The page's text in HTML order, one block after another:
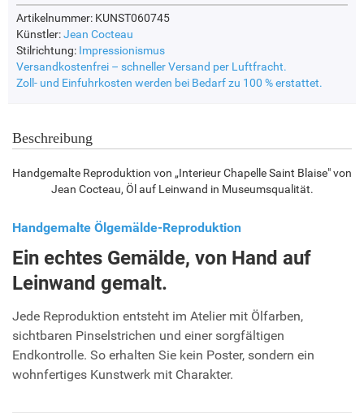
Artikelnummer: KUNST060745
Künstler:Jean Cocteau
Stilrichtung: Impressionismus
Versandkostenfrei – schneller Versand per Luftfracht.
Zoll- und Einfuhrkosten werden bei Bedarf zu 100 % erstattet.
Beschreibung
Handgemalte Reproduktion von „Interieur Chapelle Saint Blaise" von
Jean Cocteau, Öl auf Leinwand in Museumsqualität.
Handgemalte Ölgemälde-Reproduktion
Ein echtes Gemälde, von Hand auf
Leinwand gemalt.
Jede Reproduktion entsteht im Atelier mit Ölfarben,
sichtbaren Pinselstrichen und einer sorgfältigen
Endkontrolle. So erhalten Sie kein Poster, sondern ein
wohnfertiges Kunstwerk mit Charakter.